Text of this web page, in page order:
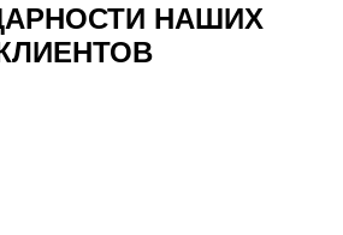
НАШИХ